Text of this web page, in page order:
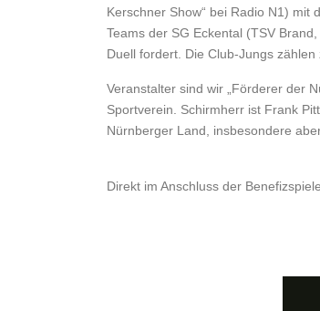
Kerschner Show“ bei Radio N1)
Teams der SG Eckental (TSV
Duell fordert. Die Club-Jungs
Veranstalter sind wir „Förderer der
Sportverein. Schirmherr ist Frank
Nürnberger Land, insbesondere
Direkt im Anschluss der